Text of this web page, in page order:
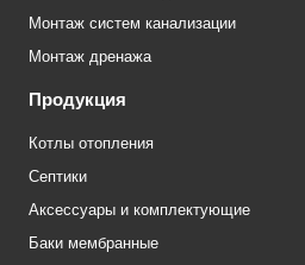
Монтаж систем канализации
Монтаж дренажа
Продукция
Котлы отопления
Септики
Аксессуары и комплектующие
Баки мембранные